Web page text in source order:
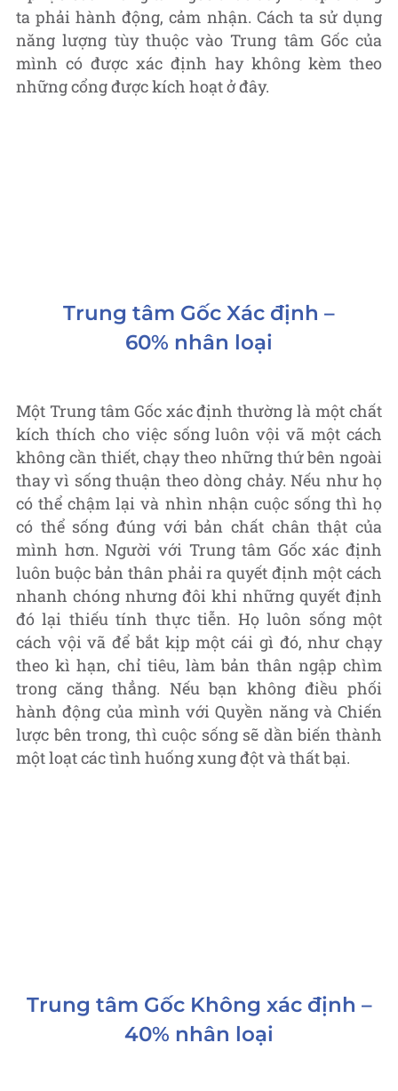
ta phải hành động, cảm nhận. Cách ta sử dụng
năng lượng tùy thuộc vào Trung tâm Gốc của
mình có được xác định hay không kèm theo
những cổng được kích hoạt ở đây.
Trung tâm Gốc Xác định –
60% nhân loại
Một Trung tâm Gốc xác định thường là một chất
kích thích cho việc sống luôn vội vã một cách
không cần thiết, chạy theo những thứ bên ngoài
thay vì sống thuận theo dòng chảy. Nếu như họ
có thể chậm lại và nhìn nhận cuộc sống thì họ
có thể sống đúng với bản chất chân thật của
mình hơn. Người với Trung tâm Gốc xác định
luôn buộc bản thân phải ra quyết định một cách
nhanh chóng nhưng đôi khi những quyết định
đó lại thiếu tính thực tiễn. Họ luôn sống một
cách vội vã để bắt kịp một cái gì đó, như chạy
theo kì hạn, chỉ tiêu, làm bản thân ngập chìm
trong căng thẳng. Nếu bạn không điều phối
hành động của mình với Quyền năng và Chiến
lược bên trong, thì cuộc sống sẽ dần biến thành
một loạt các tình huống xung đột và thất bại.
Trung tâm Gốc Không xác định –
40% nhân loại